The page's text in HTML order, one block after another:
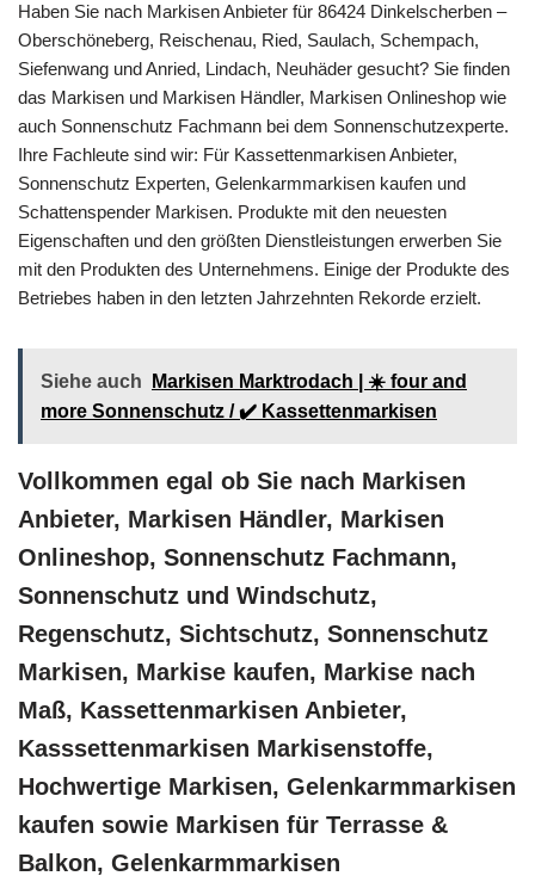
Haben Sie nach Markisen Anbieter für 86424 Dinkelscherben –
Oberschöneberg, Reischenau, Ried, Saulach, Schempach,
Siefenwang und Anried, Lindach, Neuhäder gesucht? Sie finden
das Markisen und Markisen Händler, Markisen Onlineshop wie
auch Sonnenschutz Fachmann bei dem Sonnenschutzexperte.
Ihre Fachleute sind wir: Für Kassettenmarkisen Anbieter,
Sonnenschutz Experten, Gelenkarmmarkisen kaufen und
Schattenspender Markisen. Produkte mit den neuesten
Eigenschaften und den größten Dienstleistungen erwerben Sie
mit den Produkten des Unternehmens. Einige der Produkte des
Betriebes haben in den letzten Jahrzehnten Rekorde erzielt.
Siehe auch
Markisen Marktrodach | ☀️ four and
more Sonnenschutz / ✔️ Kassettenmarkisen
Vollkommen egal ob Sie nach Markisen
Anbieter, Markisen Händler, Markisen
Onlineshop, Sonnenschutz Fachmann,
Sonnenschutz und Windschutz,
Regenschutz, Sichtschutz, Sonnenschutz
Markisen, Markise kaufen, Markise nach
Maß, Kassettenmarkisen Anbieter,
Kasssettenmarkisen Markisenstoffe,
Hochwertige Markisen, Gelenkarmmarkisen
kaufen sowie Markisen für Terrasse &
Balkon, Gelenkarmmarkisen